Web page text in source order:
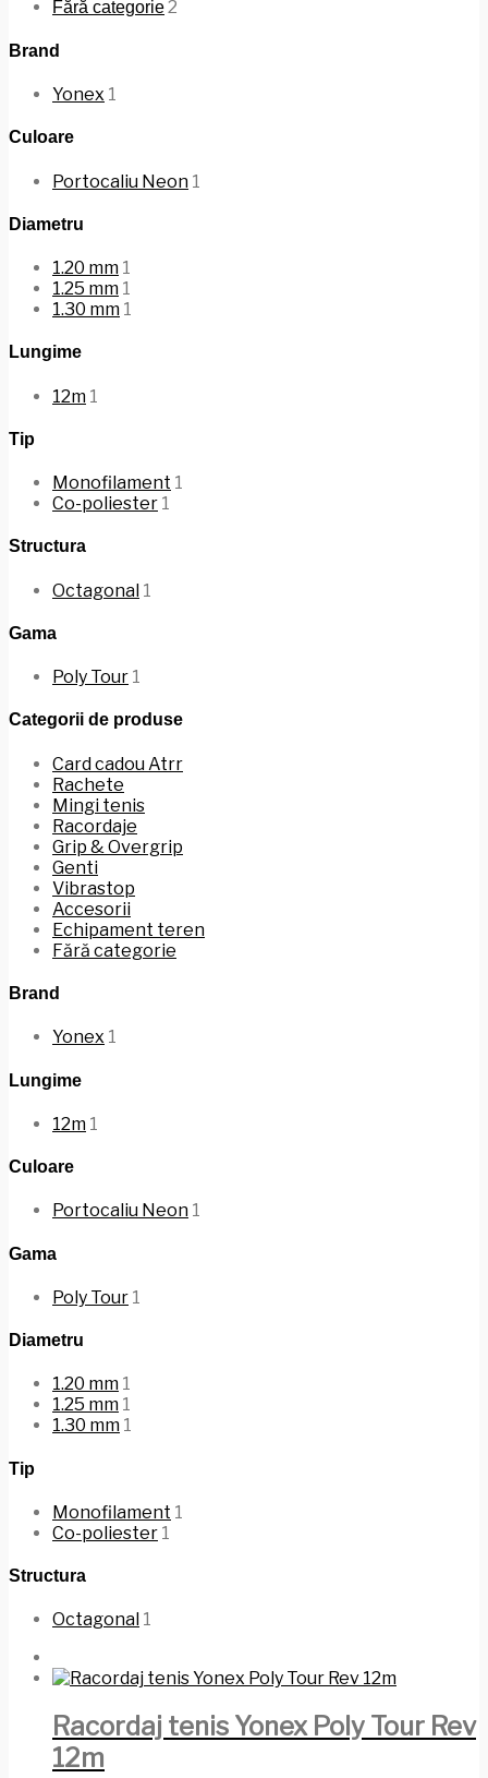
Fără categorie2
Brand
Yonex 1
Culoare
Portocaliu Neon 1
Diametru
1.20 mm 1
1.25 mm 1
1.30 mm 1
Lungime
12m 1
Tip
Monofilament 1
Co-poliester 1
Structura
Octagonal 1
Gama
Poly Tour 1
Categorii de produse
Card cadou Atrr
Rachete
Mingi tenis
Racordaje
Grip & Overgrip
Genti
Vibrastop
Accesorii
Echipament teren
Fără categorie
Brand
Yonex 1
Lungime
12m 1
Culoare
Portocaliu Neon 1
Gama
Poly Tour 1
Diametru
1.20 mm 1
1.25 mm 1
1.30 mm 1
Tip
Monofilament 1
Co-poliester 1
Structura
Octagonal 1
Racordaj tenis Yonex Poly Tour Rev
12m